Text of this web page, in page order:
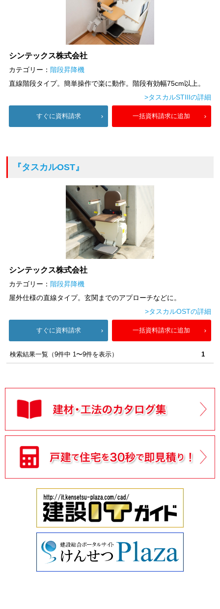
シンテックス株式会社
カテゴリー： 階段昇降機
直線階段タイプ。簡単操作で楽に動作。階段有効幅75cm以上。
>タスカルSTIIIの詳細
すぐに資料請求 一括資料請求に追加
『タスカルOST』
シンテックス株式会社
カテゴリー： 階段昇降機
屋外仕様の直線タイプ。玄関までのアプローチなどに。
>タスカルOSTの詳細
すぐに資料請求 一括資料請求に追加
検索結果一覧（9件中 1〜9件を表示） 1